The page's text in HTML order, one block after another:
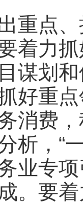
重点
着力
谋划
好重
消费
析，“
业专
。要